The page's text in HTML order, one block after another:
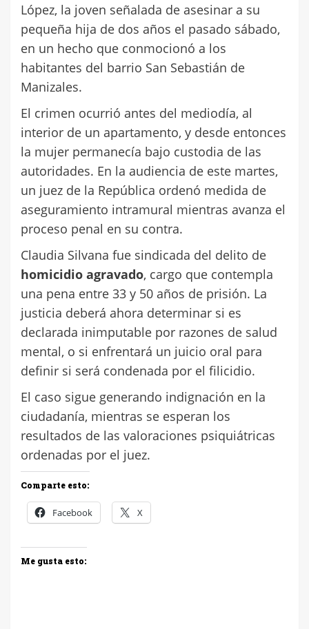
López, la joven señalada de asesinar a su
pequeña hija de dos años el pasado sábado,
en un hecho que conmocionó a los
habitantes del barrio San Sebastián de
Manizales.
El crimen ocurrió antes del mediodía, al
interior de un apartamento, y desde entonces
la mujer permanecía bajo custodia de las
autoridades. En la audiencia de este martes,
un juez de la República ordenó medida de
aseguramiento intramural mientras avanza el
proceso penal en su contra.
Claudia Silvana fue sindicada del delito de
homicidio agravado, cargo que contempla
una pena entre 33 y 50 años de prisión. La
justicia deberá ahora determinar si es
declarada inimputable por razones de salud
mental, o si enfrentará un juicio oral para
definir si será condenada por el filicidio.
El caso sigue generando indignación en la
ciudadanía, mientras se esperan los
resultados de las valoraciones psiquiátricas
ordenadas por el juez.
Comparte esto:
Facebook X
Me gusta esto: